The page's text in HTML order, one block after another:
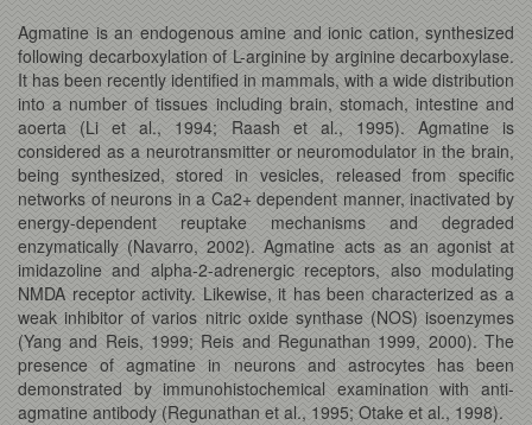
Agmatine is an endogenous amine and ionic cation, synthesized
following decarboxylation of L-arginine by arginine decarboxylase.
It has been recently identified in mammals, with a wide distribution
into a number of tissues including brain, stomach, intestine and
aoerta (Li et al., 1994; Raash et al., 1995). Agmatine is
considered as a neurotransmitter or neuromodulator in the brain,
being synthesized, stored in vesicles, released from specific
networks of neurons in a Ca2+ dependent manner, inactivated by
energy-dependent reuptake mechanisms and degraded
enzymatically (Navarro, 2002). Agmatine acts as an agonist at
imidazoline and alpha-2-adrenergic receptors, also modulating
NMDA receptor activity. Likewise, it has been characterized as a
weak inhibitor of varios nitric oxide synthase (NOS) isoenzymes
(Yang and Reis, 1999; Reis and Regunathan 1999, 2000). The
presence of agmatine in neurons and astrocytes has been
demonstrated by immunohistochemical examination with anti-
agmatine antibody (Regunathan et al., 1995; Otake et al., 1998).